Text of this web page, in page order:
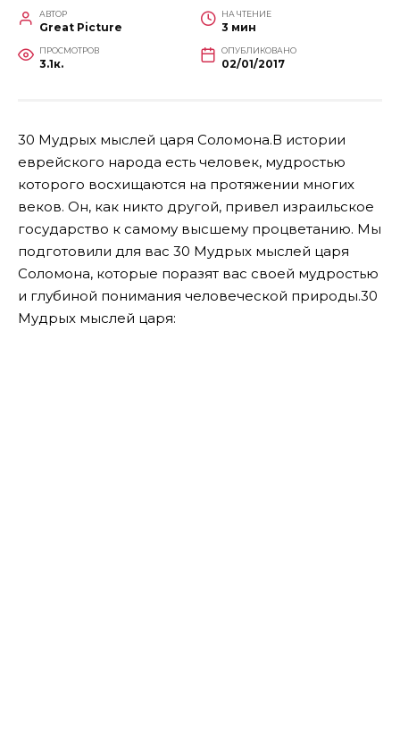
АВТОР
Great Picture
НА ЧТЕНИЕ
3 мин
ПРОСМОТРОВ
3.1к.
ОПУБЛИКОВАНО
02/01/2017
30 Мудрых мыслей царя Соломона.В истории
еврейского народа есть человек, мудростью
которого восхищаются на протяжении многих
веков. Он, как никто другой, привел израильское
государство к самому высшему процветанию. Мы
подготовили для вас 30 Мудрых мыслей царя
Соломона, которые поразят вас своей мудростью
и глубиной понимания человеческой природы.30
Мудрых мыслей царя: